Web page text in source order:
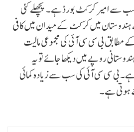
سب سے امیر کرکٹ بورڈ ہے۔ پچھلے کئی
میں کرکٹ کے میدان میں کافی
بی سی سی آئی کی مجموعی مالیت
ہندوستانی روپے میں دیکھا جائے تو یہ
روپے ہے۔ بی سی سی آئی کی سب سے زیادہ کمائی
ہوتی ہے۔